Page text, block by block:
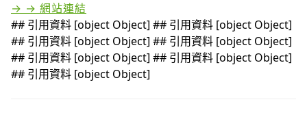
→ → 網站連結
## 引用資料 [object Object] ## 引用資料 [object Object]
## 引用資料 [object Object] ## 引用資料 [object Object]
## 引用資料 [object Object] ## 引用資料 [object Object]
## 引用資料 [object Object]